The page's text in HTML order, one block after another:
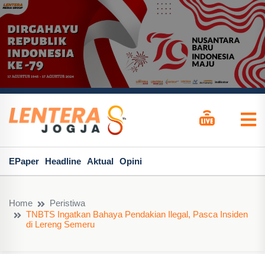
EPaper Headline Aktual Opini
Home
Peristiwa
TNBTS Ingatkan Bahaya Pendakian Ilegal, Pasca Insiden
di Lereng Semeru